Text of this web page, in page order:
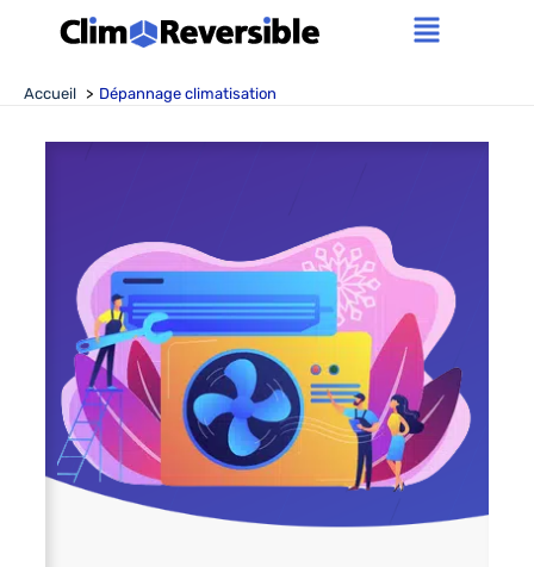
Main
Accueil Dépannage climatisation